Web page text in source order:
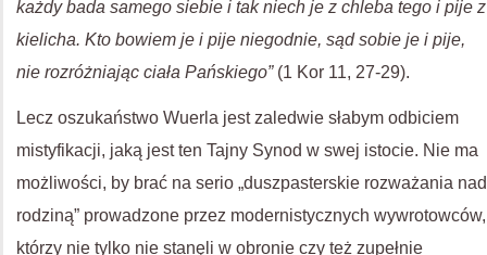
każdy bada samego siebie i tak niech je z chleba tego i pije z
kielicha. Kto bowiem je i pije niegodnie, sąd sobie je i pije,
nie rozróżniając ciała Pańskiego” (1 Kor 11, 27-29).
Lecz oszukaństwo Wuerla jest zaledwie słabym odbiciem
mistyfikacji, jaką jest ten Tajny Synod w swej istocie. Nie ma
możliwości, by brać na serio „duszpasterskie rozważania nad
rodziną” prowadzone przez modernistycznych wywrotowców,
którzy nie tylko nie stanęli w obronie czy też zupełnie